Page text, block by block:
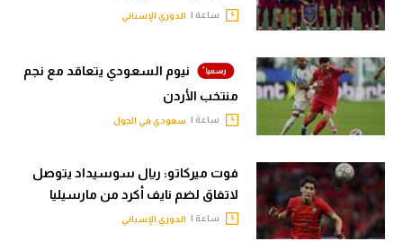
ساعة | الدوري الإسباني
نيوم السعودي يتعاقد مع نجم
منتخب الأردن
ساعة | سعودي في الجول
فوت ميركاتو: ريال سوسيداد يتوصل
لاتفاق لضم نايف أكرد من مارسيليا
ساعة | الدوري الإسباني